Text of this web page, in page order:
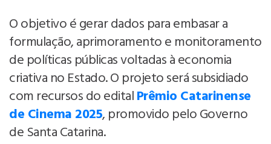
O objetivo é gerar dados para embasar a
formulação, aprimoramento e monitoramento
de políticas públicas voltadas à economia
criativa no Estado. O projeto será subsidiado
com recursos do editalPrêmio Catarinense
de Cinema 2025, promovido pelo Governo
de Santa Catarina.